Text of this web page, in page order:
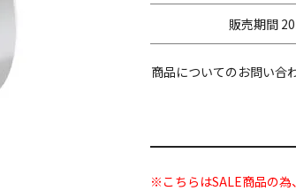
販売期間
商品についてのお問い合
※こちらはSALE商品の為